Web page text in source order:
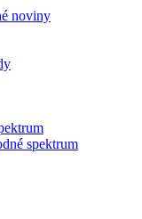
noviny
spektrum